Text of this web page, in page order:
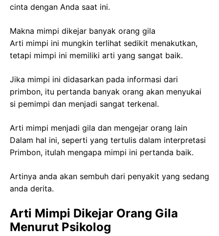
cinta dengan Anda saat ini.
Makna mimpi dikejar banyak orang gila
Arti mimpi ini mungkin terlihat sedikit menakutkan,
tetapi mimpi ini memiliki arti yang sangat baik.
Jika mimpi ini didasarkan pada informasi dari
primbon, itu pertanda banyak orang akan menyukai
si pemimpi dan menjadi sangat terkenal.
Arti mimpi menjadi gila dan mengejar orang lain
Dalam hal ini, seperti yang tertulis dalam interpretasi
Primbon, itulah mengapa mimpi ini pertanda baik.
Artinya anda akan sembuh dari penyakit yang sedang
anda derita.
Arti Mimpi Dikejar Orang Gila
Menurut Psikolog